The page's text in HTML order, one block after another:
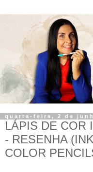
quarta-feira, 2 de
LÁPIS DE COR
- RESENHA
COLOR